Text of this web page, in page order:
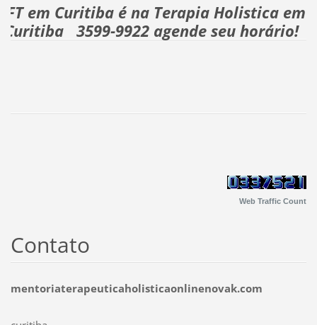
em Curitiba é na Terapia Holistica em
Curitiba 3599-9922 agende seu horário!
Web Traffic Count
Contato
mentoriaterapeuticaholisticaonlinenovak.com